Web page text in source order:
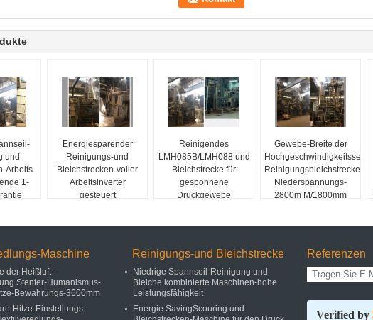
und
Arbeits-
1-
Energiesparender
Reinigungs-und
Bleichstrecken-voller
Arbeitsinverter
gesteuert
Reinigendes
LMH085B/LMH088 und
Bleichstrecke für
gesponnene
Druckgewebe
Gewebe-Breite der
Hochgeschwindigkeitsseil-
Reinigungsbleichstrecken-
Niederspannungs-
2800m M/1800mm
Maschine
der Heißluft-
Stenter-Humanismus-
Bewahrungs-3600mm
Hitze-Einstellungs-
Reinigungs-und Bleichstrecke
Niedrige Spannseil-Reinigung und
Bleiche kombinierte Maschinen-hohe
Leistungsfähigkeit
Energie SavingScouring und
Referenzen
Verified by